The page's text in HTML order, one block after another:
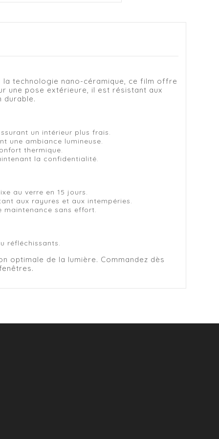
la technologie nano-céramique, ce film offre
une pose extérieure, il est résistant aux
durable.
un intérieur plus frais.
une ambiance lumineuse.
thermique.
la confidentialité.
au verre en 15 jours.
aux rayures et aux intempéries.
maintenance sans effort.
réfléchissants.
de la lumière. Commandez dès